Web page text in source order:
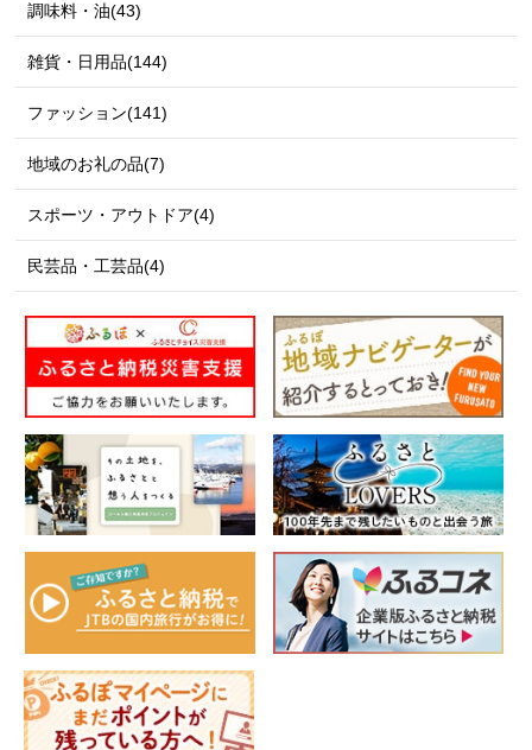
調味料・油(43)
雑貨・日用品(144)
ファッション(141)
地域のお礼の品(7)
スポーツ・アウトドア(4)
民芸品・工芸品(4)